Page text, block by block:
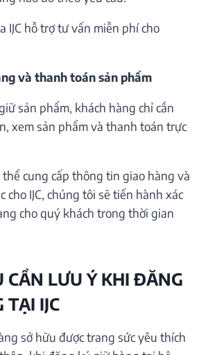
IJC hỗ trợ tư vấn miễn phí cho
và thanh toán sản phẩm
sản phẩm, khách hàng chỉ cần
xem sản phẩm và thanh toán trực
thể cung cấp thông tin giao hàng và
cho IJC, chúng tôi sẽ tiến hành xác
cho quý khách trong thời gian
CẦN LƯU Ý KHI ĐĂNG
TẠI IJC
sở hữu được trang sức yêu thích